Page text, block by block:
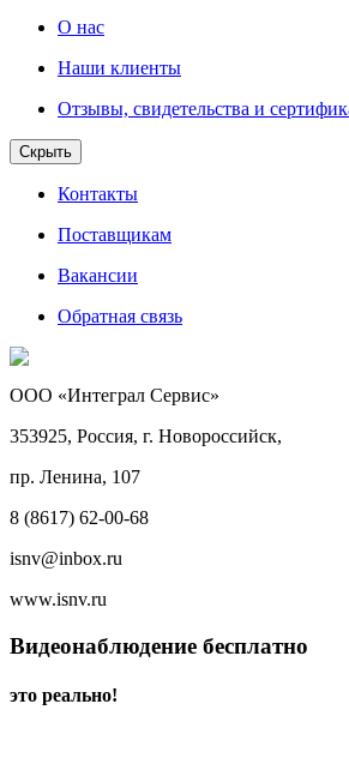
О нас
Наши клиенты
Отзывы, свидетельства и
Скрыть
Контакты
Поставщикам
Вакансии
Обратная связь
ООО «Интеграл Сервис»
353925, Россия, г. Новороссийск,
пр. Ленина, 107
8 (8617) 62-00-68
isnv@inbox.ru
www.isnv.ru
Видеонаблюдение бесплатно
это реально!